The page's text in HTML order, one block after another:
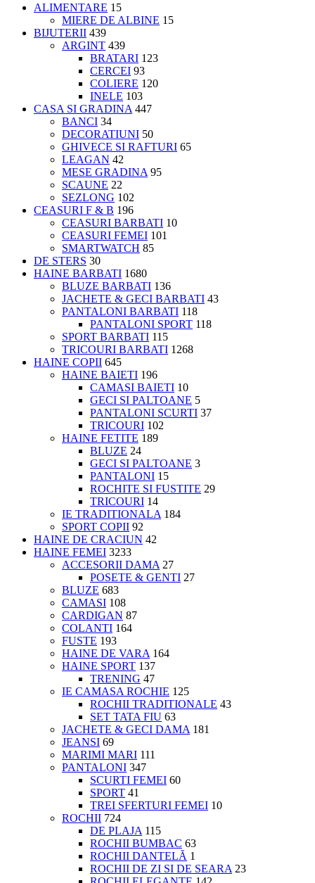
ALIMENTARE 15
MIERE DE ALBINE 15
BIJUTERII 439
ARGINT 439
BRATARI 123
CERCEI 93
COLIERE 120
INELE 103
CASA SI GRADINA 447
BANCI 34
DECORATIUNI 50
GHIVECE SI RAFTURI 65
LEAGAN 42
MESE GRADINA 95
SCAUNE 22
SEZLONG 102
CEASURI F & B 196
CEASURI BARBATI 10
CEASURI FEMEI 101
SMARTWATCH 85
DE STERS 30
HAINE BARBATI 1680
BLUZE BARBATI 136
JACHETE & GECI BARBATI 43
PANTALONI BARBATI 118
PANTALONI SPORT 118
SPORT BARBATI 115
TRICOURI BARBATI 1268
HAINE COPII 645
HAINE BAIETI 196
CAMASI BAIETI 10
GECI SI PALTOANE 5
PANTALONI SCURTI 37
TRICOURI 102
HAINE FETITE 189
BLUZE 24
GECI SI PALTOANE 3
PANTALONI 15
ROCHITE SI FUSTITE 29
TRICOURI 14
IE TRADITIONALA 184
SPORT COPII 92
HAINE DE CRACIUN 42
HAINE FEMEI 3233
ACCESORII DAMA 27
POSETE & GENTI 27
BLUZE 683
CAMASI 108
CARDIGAN 87
COLANTI 164
FUSTE 193
HAINE DE VARA 164
HAINE SPORT 137
TRENING 47
IE CAMASA ROCHIE 125
ROCHII TRADITIONALE 43
SET TATA FIU 63
JACHETE & GECI DAMA 181
JEANSI 69
MARIMI MARI 111
PANTALONI 347
SCURTI FEMEI 60
SPORT 41
TREI SFERTURI FEMEI 10
ROCHII 724
DE PLAJA 115
ROCHII BUMBAC 63
ROCHII DANTELĂ 1
ROCHII DE ZI SI DE SEARA 23